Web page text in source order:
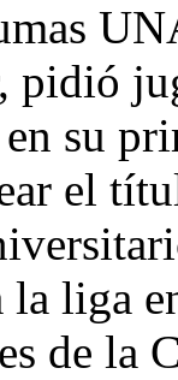
pidió
su
el
la liga
de la